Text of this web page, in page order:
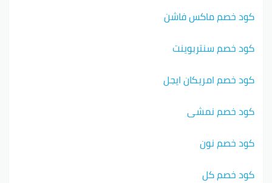
كود خصم ماكس فاشن
كود خصم سنتربوينت
كود خصم امريكان ايجل
كود خصم نمشي
كود خصم نون
كود خصم كل